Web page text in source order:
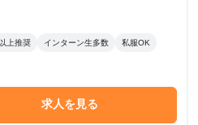
上推奨 インターン生多数 私服OK
求人を見る